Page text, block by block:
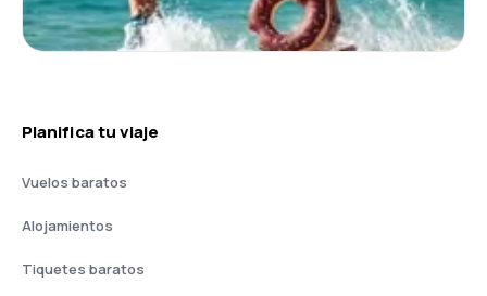
Planifica tu viaje
Vuelos baratos
Alojamientos
Tiquetes baratos